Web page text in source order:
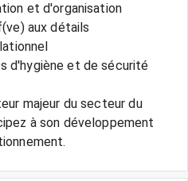
et d'organisation
aux détails
d'hygiène et de sécurité
majeur du secteur du
à son développement